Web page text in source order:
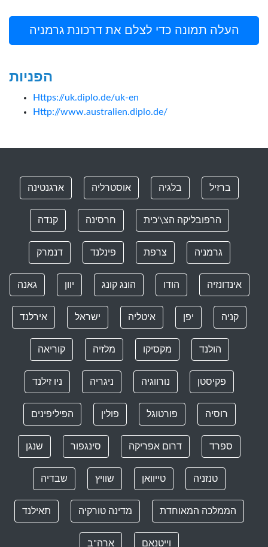
העלה תמונה כדי לצלם את דרכונת גרמניה
הפניות
Https://uk.diplo.de/uk-en
Http://www.australien.diplo.de/
ארגנטינה אוסטרליה בלגיה ברזיל
קנדה חרסינה הרפובליקה הצ\'כית
דנמרק פינלנד צרפת גרמניה
גאנה יוון הונג קונג הודו אינדונזיה
אירלנד ישראל איטליה יפן קניה
קוריאה מלזיה מקסיקו הולנד
ניו זילנד ניגריה נורווגיה פקיסטן
הפיליפינים פולין פורטוגל רוסיה
שנגן סינגפור דרום אפריקה ספרד
שבדיה שוויץ טייוואן טנזניה
תאילנד מדינה טורקיה הממלכה המאוחדת
ארה"ב וייטנאם